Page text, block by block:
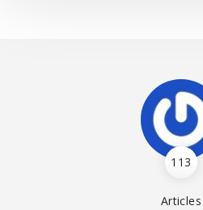
113
Articles